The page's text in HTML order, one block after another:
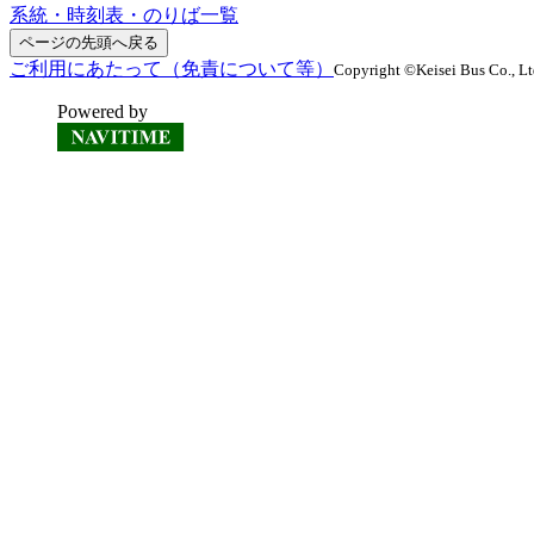
系統・時刻表・のりば一覧
ページの先頭へ戻る
ご利用にあたって（免責について等） Copyright ©Keisei Bus Co.,
Powered by